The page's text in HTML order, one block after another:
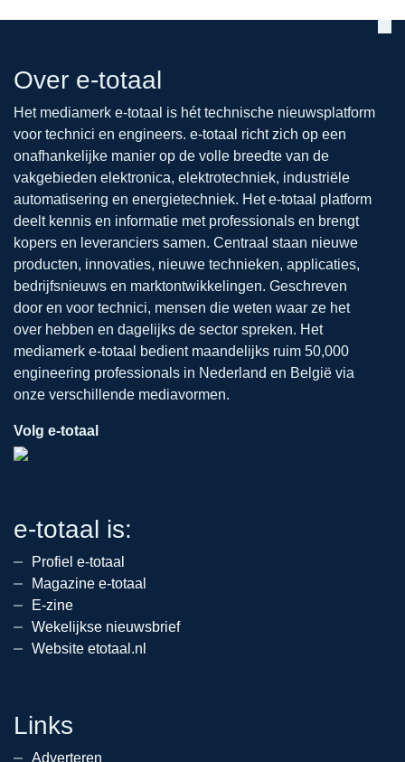
Over e-totaal
Het mediamerk e-totaal is hét technische nieuwsplatform
voor technici en engineers. e-totaal richt zich op een
onafhankelijke manier op de volle breedte van de
vakgebieden elektronica, elektrotechniek, industriële
automatisering en energietechniek. Het e-totaal platform
deelt kennis en informatie met professionals en brengt
kopers en leveranciers samen. Centraal staan nieuwe
producten, innovaties, nieuwe technieken, applicaties,
bedrijfsnieuws en marktontwikkelingen. Geschreven
door en voor technici, mensen die weten waar ze het
over hebben en dagelijks de sector spreken. Het
mediamerk e-totaal bedient maandelijks ruim 50,000
engineering professionals in Nederland en België via
onze verschillende mediavormen.
Volg e-totaal
e-totaal is:
Profiel e-totaal
Magazine e-totaal
E-zine
Wekelijkse nieuwsbrief
Website etotaal.nl
Links
Adverteren